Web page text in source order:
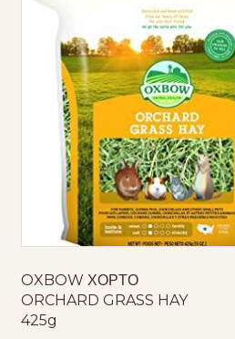
OXBOW ΧΟΡΤΟ
ORCHARD GRASS HAY
425g